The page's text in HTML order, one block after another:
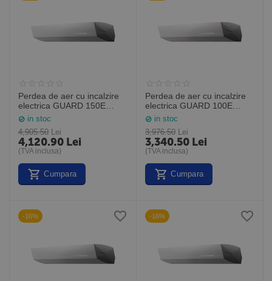
Perdea de aer cu incalzire
electrica GUARD 150E
Lungime 1,5M (Sonniger
Polonia)
in stoc
4,905.50 Lei
4,120.90 Lei
(TVA inclusa)
Cumpara
Perdea de aer cu incalzire
electrica GUARD 100E
Lungime 1,0M (Sonniger
Polonia)
in stoc
3,976.50 Lei
3,340.50 Lei
(TVA inclusa)
Cumpara
-16% -16%